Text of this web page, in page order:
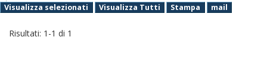
Visualizza selezionati
Visualizza Tutti Stampa mail
Risultati: 1 -1 di 1